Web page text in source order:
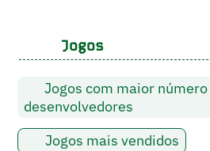
Jogos
Jogos com maior número
desenvolvedores
Jogos mais vendidos